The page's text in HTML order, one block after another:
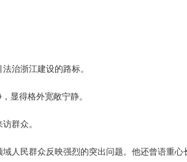
治浙江建设的路标。
显得格外宽敞宁静。
群众。
人民群众反映强烈的突出问题。他还曾语重